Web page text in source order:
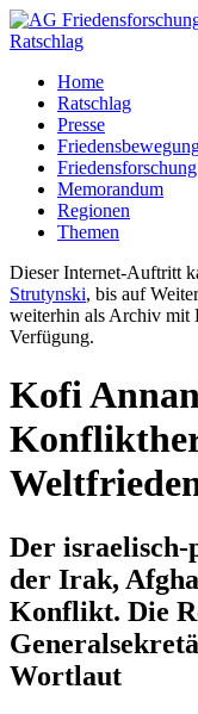
Home
Ratschlag
Presse
Friedensforschung
Memorandum
Regionen
Themen
Dieser Internet-Auftritt
Strutynski, bis auf
weiterhin als Archiv mit
Verfügung.
Kofi
Der israelisch-
der Irak,
Konflikt. Die
Wortlaut